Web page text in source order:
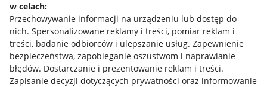
w celach:
Przechowywanie informacji na urządzeniu lub dostęp do
nich. Spersonalizowane reklamy i treści, pomiar reklam i
treści, badanie odbiorców i ulepszanie usług. Zapewnienie
bezpieczeństwa, zapobieganie oszustwom i naprawianie
błędów. Dostarczanie i prezentowanie reklam i treści.
Zapisanie decyzji dotyczących prywatności oraz informowanie
Allegro Gadane dla sprzedających
Allegro Gadane dla kupujących
Mapa miejscowości
Informacje prawne